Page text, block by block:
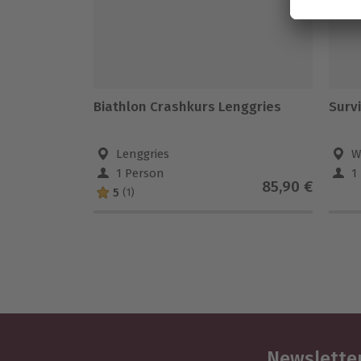
Biathlon Crashkurs Lenggries
Lenggries
1 Person
5 (1) 85,90 €
1